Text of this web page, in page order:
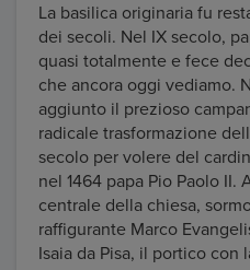
La basilica originaria fu
dei secoli. Nel IX secolo,
quasi totalmente e fece
che ancora oggi vediamo.
aggiunto il prezioso
radicale trasformazione
secolo per volere del
nel 1464 papa Pio Paolo II.
centrale della chiesa,
raffigurante Marco
Isaia da Pisa, il portico con